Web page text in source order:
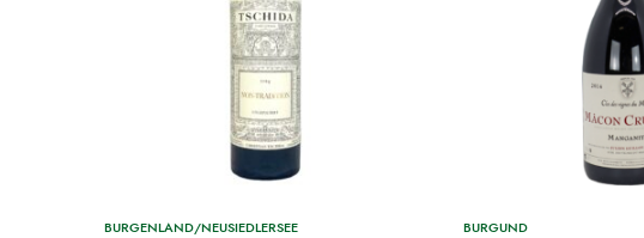
BURGENLAND/NEUSIEDLERSEE BURGUND